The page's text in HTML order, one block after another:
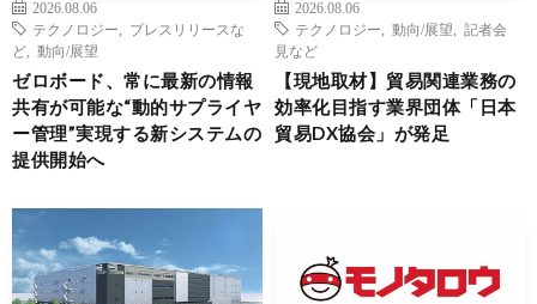
2026.08.06
テクノロジー
プレスリリースな
ど
動向/展望
ゼロボード、常に最新の情報
共有が可能な“動的サプライヤ
ー管理”実現する新システムの
提供開始へ
2026.08.06
テクノロジー
動向/展望
記者会
見など
【現地取材】貿易関連業務の
効率化目指す業界団体「日本
貿易DX協会」が発足